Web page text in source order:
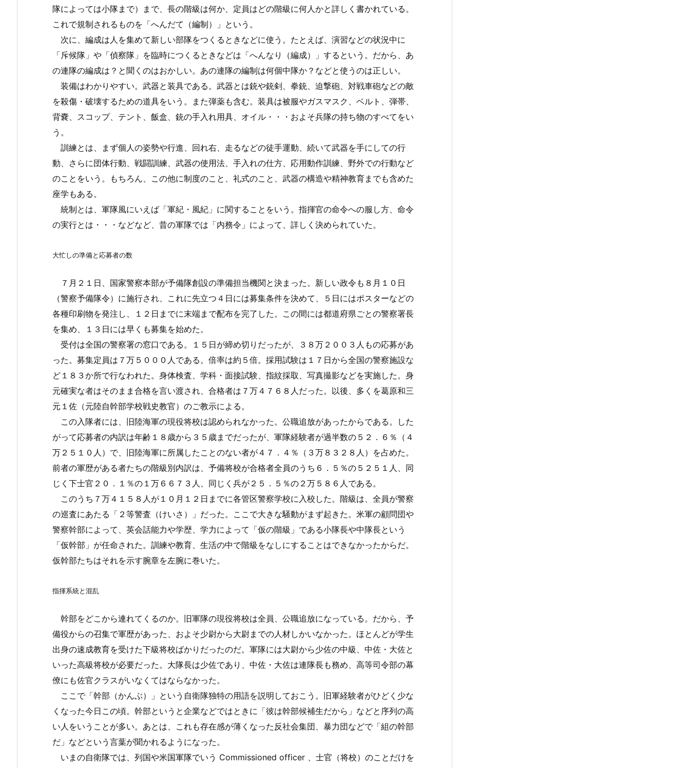
隊によっては小隊まで）まで、長の階級は何か、定員はどの階級に何人かと詳しく書かれている。
これで規制されるものを「へんだて（編制）」という。
次に、編成は人を集めて新しい部隊をつくるときなどに使う。たとえば、演習などの状況中に
「斥候隊」や「偵察隊」を臨時につくるときなどは「へんなり（編成）」するという。だから、あ
の連隊の編成は？と聞くのはおかしい。あの連隊の編制は何個中隊か？などと使うのは正しい。
装備はわかりやすい。武器と装具である。武器とは銃や銃剣、拳銃、迫撃砲、対戦車砲などの敵
を殺傷・破壊するための道具をいう。また弾薬も含む。装具は被服やガスマスク、ベルト、弾帯、
背嚢、スコップ、テント、飯盒、銃の手入れ用具、オイル・・・およそ兵隊の持ち物のすべてをい
う。
訓練とは、まず個人の姿勢や行進、回れ右、走るなどの徒手運動、続いて武器を手にしての行
動、さらに団体行動、戦闘訓練、武器の使用法、手入れの仕方、応用動作訓練、野外での行動など
のことをいう。もちろん、この他に制度のこと、礼式のこと、武器の構造や精神教育までも含めた
座学もある。
統制とは、軍隊風にいえば「軍紀・風紀」に関することをいう。指揮官の命令への服し方、命令
の実行とは・・・などなど、昔の軍隊では「内務令」によって、詳しく決められていた。
大忙しの準備と応募者の数
７月２１日、国家警察本部が予備隊創設の準備担当機関と決まった。新しい政令も８月１０日
（警察予備隊令）に施行され、これに先立つ４日には募集条件を決めて、５日にはポスターなどの
各種印刷物を発注し、１２日までに末端まで配布を完了した。この間には都道府県ごとの警察署長
を集め、１３日には早くも募集を始めた。
受付は全国の警察署の窓口である。１５日が締め切りだったが、３８万２００３人もの応募があ
った。募集定員は７万５０００人である。倍率は約５倍。採用試験は１７日から全国の警察施設な
ど１８３か所で行なわれた。身体検査、学科・面接試験、指紋採取、写真撮影などを実施した。身
元確実な者はそのまま合格を言い渡され、合格者は７万４７６８人だった。以後、多くを葛原和三
元１佐（元陸自幹部学校戦史教官）のご教示による。
この入隊者には、旧陸海軍の現役将校は認められなかった。公職追放があったからである。した
がって応募者の内訳は年齢１８歳から３５歳までだったが、軍隊経験者が過半数の５２．６％（４
万２５１０人）で、旧陸海軍に所属したことのない者が４７．４％（３万８３２８人）を占めた。
前者の軍歴がある者たちの階級別内訳は、予備将校が合格者全員のうち６．５％の５２５１人、同
じく下士官２０．１％の１万６６７３人、同じく兵が２５．５％の２万５８６人である。
このうち７万４１５８人が１０月１２日までに各管区警察学校に入校した。階級は、全員が警察
の巡査にあたる「２等警査（けいさ）」だった。ここで大きな騒動がまず起きた。米軍の顧問団や
警察幹部によって、英会話能力や学歴、学力によって「仮の階級」である小隊長や中隊長という
「仮幹部」が任命された。訓練や教育、生活の中で階級をなしにすることはできなかったからだ。
仮幹部たちはそれを示す腕章を左腕に巻いた。
指揮系統と混乱
幹部をどこから連れてくるのか。旧軍隊の現役将校は全員、公職追放になっている。だから、予
備役からの召集で軍歴があった、およそ少尉から大尉までの人材しかいなかった。ほとんどが学生
出身の速成教育を受けた下級将校ばかりだったのだ。軍隊には大尉から少佐の中級、中佐・大佐と
いった高級将校が必要だった。大隊長は少佐であり、中佐・大佐は連隊長も務め、高等司令部の幕
僚にも佐官クラスがいなくてはならなかった。
ここで「幹部（かんぶ）」という自衛隊独特の用語を説明しておこう。旧軍経験者がひどく少な
くなった今日この頃。幹部というと企業などではときに「彼は幹部候補生だから」などと序列の高
い人をいうことが多い。あとは、これも存在感が薄くなった反社会集団、暴力団などで「組の幹部
だ」などという言葉が聞かれるようになった。
いまの自衛隊では、列国や米国軍隊でいう Commissioned officer 、士官（将校）のことだけを